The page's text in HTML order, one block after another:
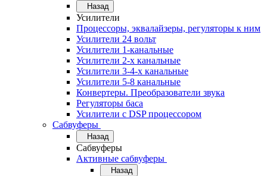
Назад
Усилители
Процессоры, эквалайзеры, регуляторы к ним
Усилители 24 вольт
Усилители 1-канальные
Усилители 2-х канальные
Усилители 3-4-х канальные
Усилители 5-8 канальные
Конвертеры. Преобразователи звука
Регуляторы баса
Усилители с DSP процессором
Сабвуферы
Назад
Сабвуферы
Активные сабвуферы
Назад